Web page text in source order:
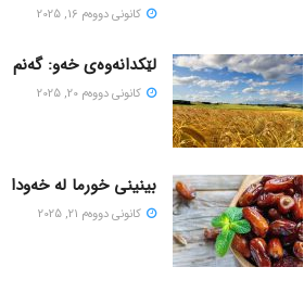
كانونی دووه‌م 16, 2025
لێکدانەوەی خەو: گەنم
كانونی دووه‌م 20, 2025
بینینی خورما لە خەودا
كانونی دووه‌م 21, 2025